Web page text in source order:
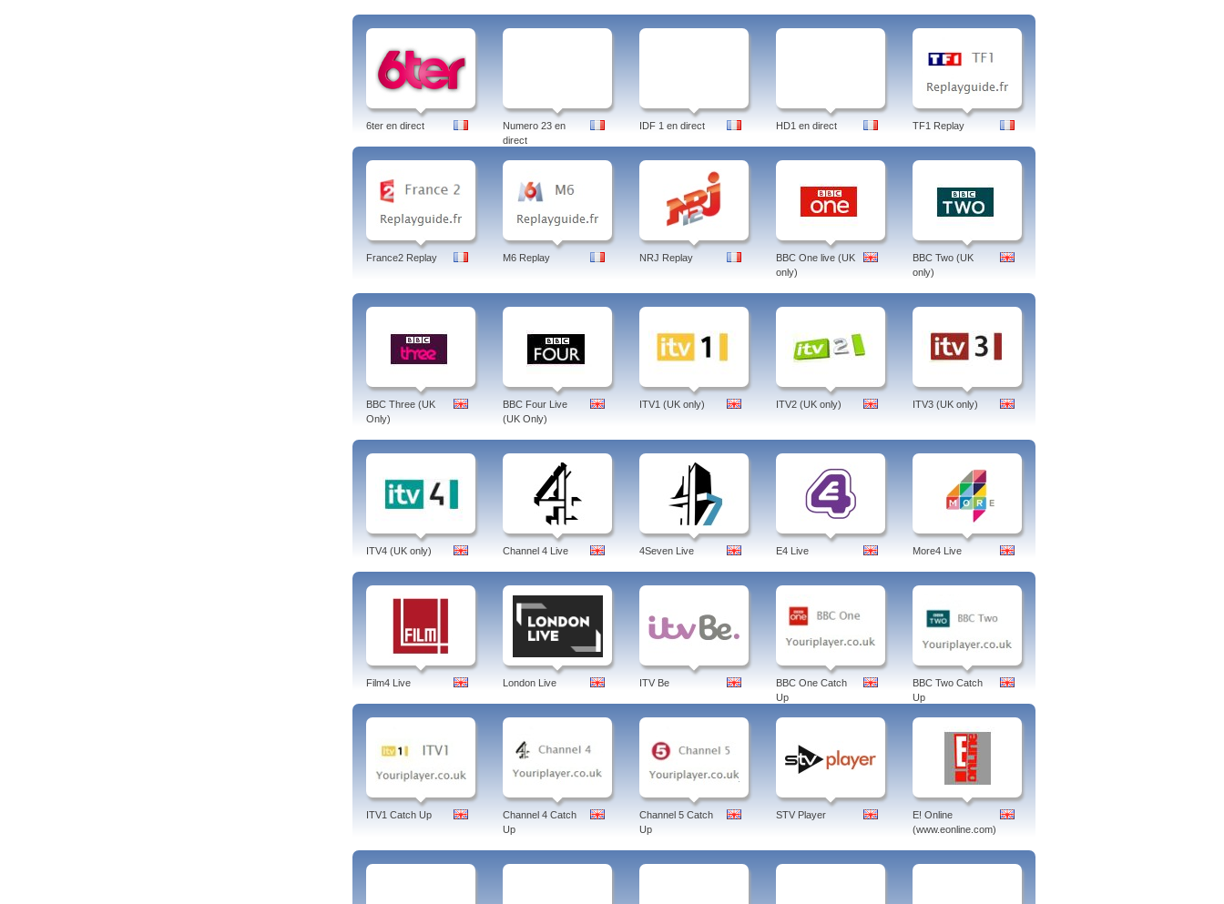
6ter en direct
Numero 23 en
direct
IDF 1 en direct HD1 en direct TF1 Replay
France2 Replay M6 Replay NRJ Replay
BBC One live (UK
only)
BBC Two (UK
only)
BBC Three (UK
Only)
BBC Four Live
(UK Only)
ITV1 (UK only) ITV2 (UK only) ITV3 (UK only)
ITV4 (UK only) Channel 4 Live 4Seven Live E4 Live More4 Live
Film4 Live London Live ITV Be
BBC One Catch
Up
BBC Two Catch
Up
ITV1 Catch Up
Channel 4 Catch
Up
Channel 5 Catch
Up
STV Player
E! Online
(www.eonline.com)